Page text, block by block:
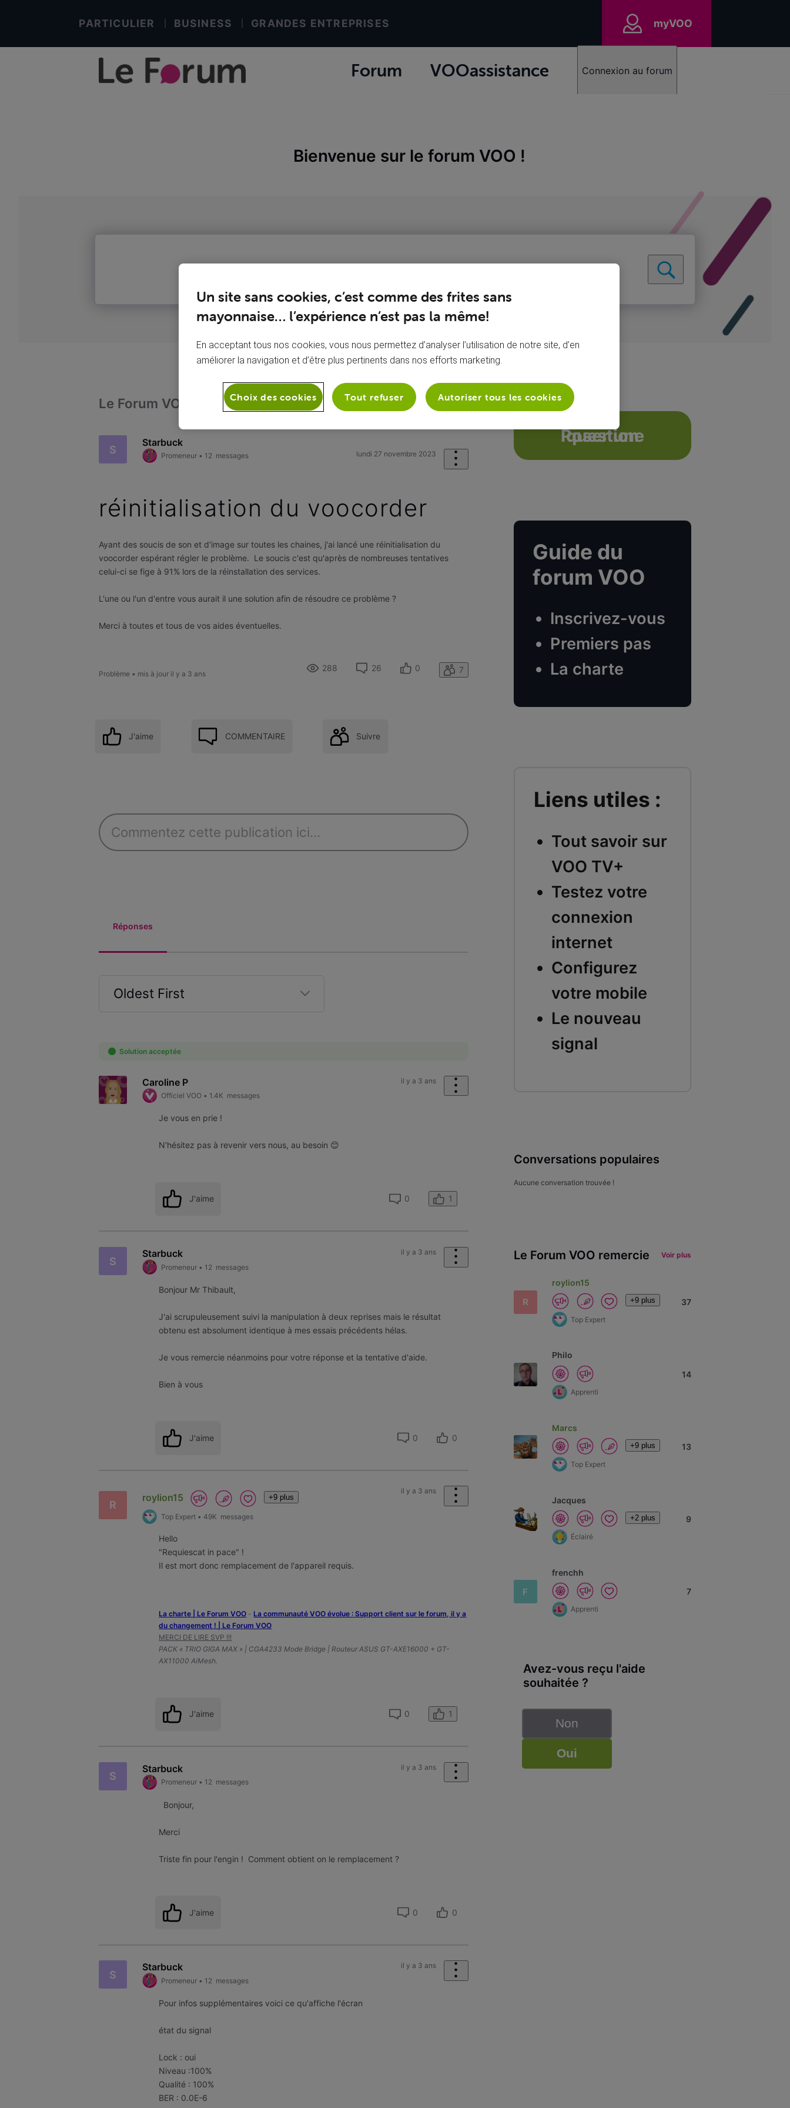
PARTICULIER BUSINESS GRANDES ENTREPRISES myVOO
Forum VOOassistance Connexion au forum
Bienvenue sur le forum VOO !
Le Forum VOO Télévision Mon VOOcorder réinitialisation du voocorder
S
Starbuck
Promeneur• 12 messages lundi 27 novembre 2023
réinitialisation du voocorder
Ayant des soucis de son et d'image sur toutes les chaines, j'ai lancé une réinitialisation du
voocorder espérant régler le problème. Le soucis c'est qu'après de nombreuses tentatives
celui-ci se fige à 91% lors de la réinstallation des services.
L'une ou l'un d'entre vous aurait il une solution afin de résoudre ce problème ?
Merci à toutes et tous de vos aides éventuelles.
Problème • mis à jour il y a 3 ans
288 26 0 7
J'aime COMMENTAIRE Suivre
Réponses
Oldest First
First
Solution acceptée
Caroline P
Officiel VOO• 1.4K messages
il y a 3 ans
Je vous en prie !
N'hésitez pas à revenir vers nous, au besoin 😊
J'aime 0 1
S
Starbuck
Promeneur• 12 messages
il y a 3 ans
Bonjour Mr Thibault,
J'ai scrupuleusement suivi la manipulation à deux reprises mais le résultat
obtenu est absolument identique à mes essais précédents hélas.
Je vous remercie néanmoins pour votre réponse et la tentative d'aide.
Bien à vous
J'aime 0 0
R
roylion15 +9 plus
Top Expert• 49K messages
il y a 3 ans
Hello
"Requiescat in pace" !
Il est mort donc remplacement de l'appareil requis.
La charte | Le Forum VOO - ‎La communauté VOO évolue : Support client sur le forum, il y a
du changement ! | Le Forum VOO
MERCI DE LIRE SVP !!!
PACK « TRIO GIGA MAX » | CGA4233 Mode Bridge | Routeur ASUS GT-AXE16000 + GT-
AX11000 AiMesh.
J'aime 0 1
S
Starbuck
Promeneur• 12 messages
il y a 3 ans
Bonjour,
Merci
Triste fin pour l'engin ! Comment obtient on le remplacement ?
J'aime 0 0
S
Starbuck
Promeneur• 12 messages
il y a 3 ans
Pour infos supplémentaires voici ce qu'affiche l'écran
état du signal
Lock : oui
Niveau :100%
Qualité : 100%
BER : 0.0E-6
Poser une question
Guide du
forum VOO
Inscrivez-vous
Premiers pas
La charte
Liens utiles :
Tout savoir sur
VOO TV+
Testez votre
connexion
internet
Configurez
votre mobile
Le nouveau
signal
Conversations populaires
Aucune conversation trouvée !
Le Forum VOO remercie Voir plus
R
roylion15
+9 plus
Top Expert
37
Philo
Apprenti
14
Marcs
+9 plus
Top Expert
13
Jacques
+2 plus
Éclairé
9
F
frenchh
Apprenti
7
Avez-vous reçu l'aide
souhaitée ?
Non
Oui
Un site sans cookies, c’est comme des frites sans
mayonnaise… l’expérience n’est pas la même!
En acceptant tous nos cookies, vous nous permettez d’analyser l’utilisation de notre site, d’en
améliorer la navigation et d’être plus pertinents dans nos efforts marketing.
Tout refuser Autoriser tous les cookies
Choix des cookies